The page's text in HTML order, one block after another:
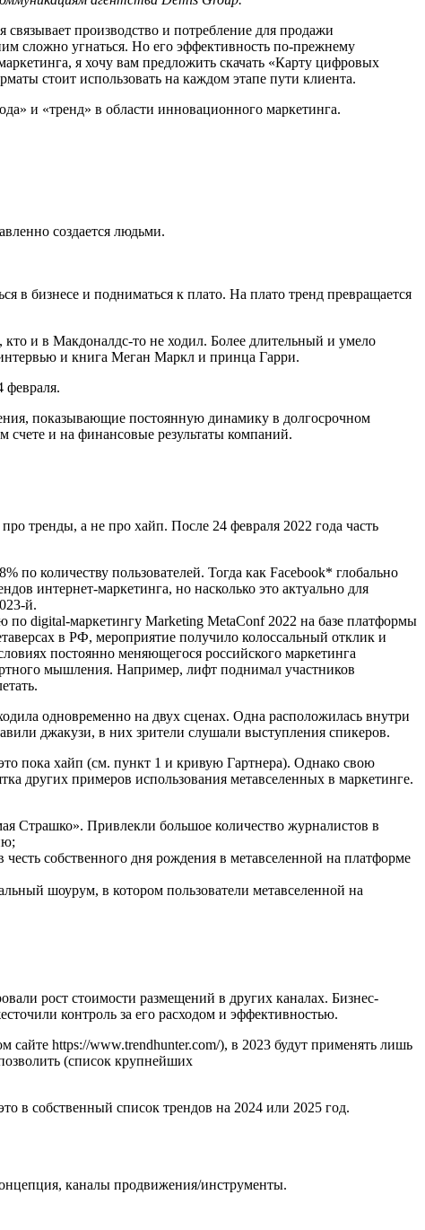
производство и потребление для продажи
сложно угнаться. Но его эффективность по-прежнему
я хочу вам предложить скачать «Карту цифровых
стоит использовать на каждом этапе пути клиента.
и «тренд» в области инновационного маркетинга.
создается людьми.
в бизнесе и подниматься к плато. На плато тренд превращается
и в Макдоналдс-то не ходил. Более длительный и умело
и книга Меган Маркл и принца Гарри.
февраля.
показывающие постоянную динамику в долгосрочном
и на финансовые результаты компаний.
тренды, а не про хайп. После 24 февраля 2022 года часть
количеству пользователей. Тогда как Facebook* глобально
интернет-маркетинга, но насколько это актуально для
й.
digital-маркетингу Marketing MetaConf 2022 на базе платформы
в РФ, мероприятие получило колоссальный отклик и
постоянно меняющегося российского маркетинга
мышления. Например, лифт поднимал участников
одновременно на двух сценах. Одна расположилась внутри
джакузи, в них зрители слушали выступления спикеров.
пока хайп (см. пункт 1 и кривую Гартнера). Однако свою
других примеров использования метавселенных в маркетинге.
Страшко». Привлекли большое количество журналистов в
собственного дня рождения в метавселенной на платформе
шоурум, в котором пользователи метавселенной на
рост стоимости размещений в других каналах. Бизнес-
контроль за его расходом и эффективностью.
https://www.trendhunter.com/), в 2023 будут применять лишь
(список крупнейших
в собственный список трендов на 2024 или 2025 год.
каналы продвижения/инструменты.